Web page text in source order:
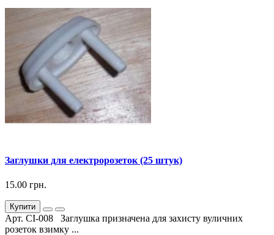
Заглушки для електророзеток (25 штук)
15.00 грн.
Купити
Арт. СІ-008 Заглушка призначена для захисту вуличних
розеток взимку ...